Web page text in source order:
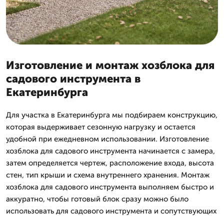
Изготовление и монтаж хозблока для
садового инструмента в
Екатеринбурга
Для участка в Екатеринбурга мы подбираем конструкцию,
которая выдерживает сезонную нагрузку и остается
удобной при ежедневном использовании. Изготовление
хозблока для садового инструмента начинается с замера,
затем определяется чертеж, расположение входа, высота
стен, тип крыши и схема внутреннего хранения. Монтаж
хозблока для садового инструмента выполняем быстро и
аккуратно, чтобы готовый блок сразу можно было
использовать для садового инструмента и сопутствующих